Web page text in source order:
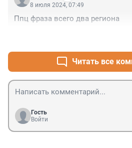
8 июля 2024, 07:49
Ппц фраза всего два региона
Читать все
Гость
Войти